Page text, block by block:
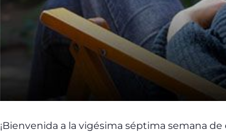
¡Bienvenida a la vigésima séptima semana